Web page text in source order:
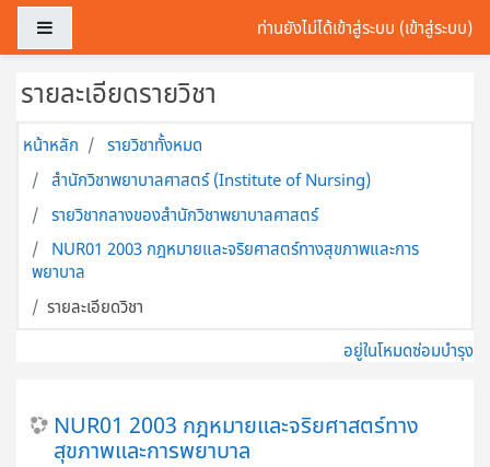
ข้ามไปที่เนื้อหาหลัก
ท่านยังไม่ได้เข้าสู่ระบบ (เข้าสู่ระบบ)
รายละเอียดรายวิชา
หน้าหลัก
รายวิชาทั้งหมด
สำนักวิชาพยาบาลศาสตร์ (Institute of Nursing)
รายวิชากลางของสำนักวิชาพยาบาลศาสตร์
NUR01 2003 กฎหมายและจริยศาสตร์ทางสุขภาพและการ
พยาบาล
รายละเอียดวิชา
อยู่ในโหมดซ่อมบำรุง
NUR01 2003 กฎหมายและจริยศาสตร์ทาง
สุขภาพและการพยาบาล